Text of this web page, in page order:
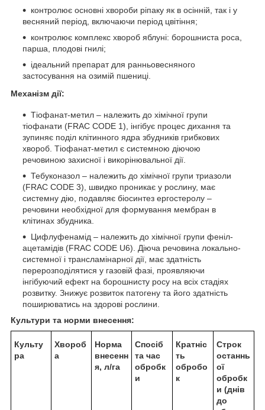
контролює основні хвороби ріпаку як в осінній, так і у
весняний період, включаючи період цвітіння;
контролює комплекс хвороб яблуні: борошниста роса,
парша, плодові гнилі;
ідеальний препарат для ранньовесняного
застосування на озимій пшениці.
Механізм дії:
Тіофанат-метил – належить до хімічної групи
тіофанати (FRAC CODE 1), інгібує процес дихання та
зупиняє поділ клітинного ядра збудників грибкових
хвороб. Тіофанат-метил є системною діючою
речовиною захисної і викорінювальної дії.
Тебуконазол – належить до хімічної групи триазоли
(FRAC CODE 3), швидко проникає у рослину, має
системну дію, подавляє біосинтез ергостеролу –
речовини необхідної для формування мембран в
клітинах збудника.
Цифлуфенамід – належить до хімічної групи феніл-
ацетамідів (FRAC CODE U6). Діюча речовина локально-
системної і трансламінарної дії, має здатність
перерозподілятися у газовій фазі, проявляючи
інгібуючий ефект на борошнисту росу на всіх стадіях
розвитку. Знижує розвиток патогену та його здатність
поширюватись на здорові рослини.
Культури та норми внесення:
Культу
ра
Хвороб
а
Норма
внесенн
я, л/га
Спосіб
та час
обробк
и
Кратніс
ть
обробо
к
Строк
останнь
ої
обробк
и (днів
до